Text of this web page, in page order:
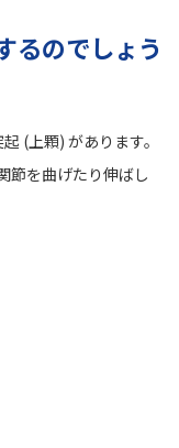
るのでしょう
(上顆) があります。
節を曲げたり伸ばし